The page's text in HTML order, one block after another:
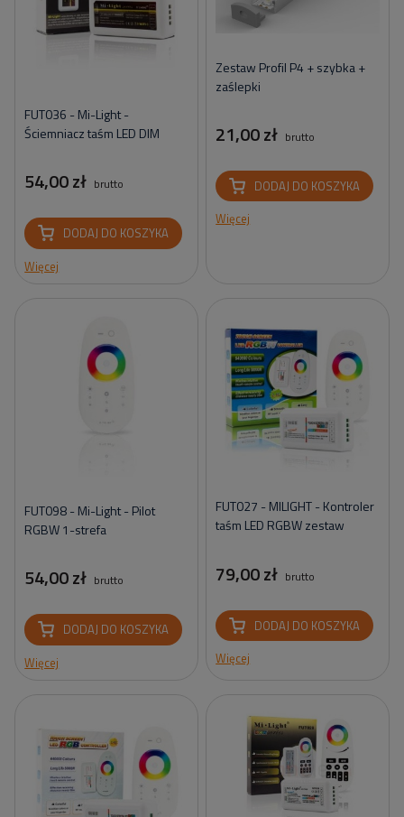
FUT036 - Mi-Light -
Ściemniacz taśm LED DIM
54,00 zł brutto
DODAJ DO KOSZYKA
Więcej
Zestaw Profil P4 + szybka +
zaślepki
21,00 zł brutto
DODAJ DO KOSZYKA
Więcej
FUT098 - Mi-Light - Pilot
RGBW 1-strefa
54,00 zł brutto
DODAJ DO KOSZYKA
Więcej
FUT027 - MILIGHT - Kontroler
taśm LED RGBW zestaw
79,00 zł brutto
DODAJ DO KOSZYKA
Więcej